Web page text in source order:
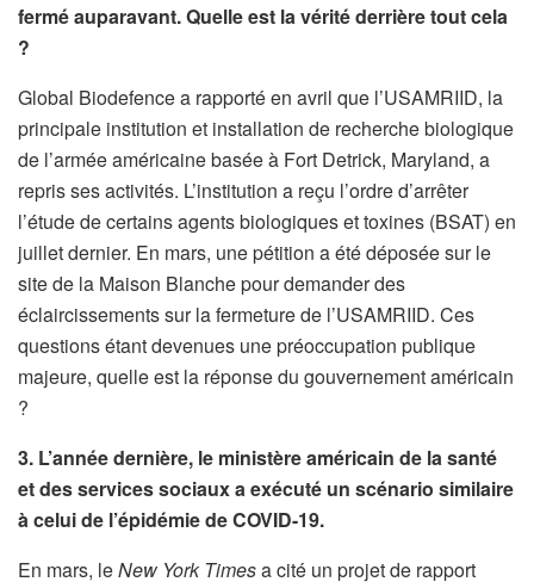
fermé auparavant. Quelle est la vérité derrière tout cela
?
Global Biodefence a rapporté en avril que l’USAMRIID, la
principale institution et installation de recherche biologique
de l’armée américaine basée à Fort Detrick, Maryland, a
repris ses activités. L’institution a reçu l’ordre d’arrêter
l’étude de certains agents biologiques et toxines (BSAT) en
juillet dernier. En mars, une pétition a été déposée sur le
site de la Maison Blanche pour demander des
éclaircissements sur la fermeture de l’USAMRIID. Ces
questions étant devenues une préoccupation publique
majeure, quelle est la réponse du gouvernement américain
?
3. L’année dernière, le ministère américain de la santé
et des services sociaux a exécuté un scénario similaire
à celui de l’épidémie de COVID-19.
En mars, leNew York Timesa cité un projet de rapport